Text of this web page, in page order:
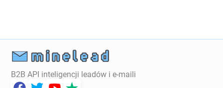
g************@auchandirect.fr
k*******@auchandirect.fr
B2B API inteligencji leadów i e-maili